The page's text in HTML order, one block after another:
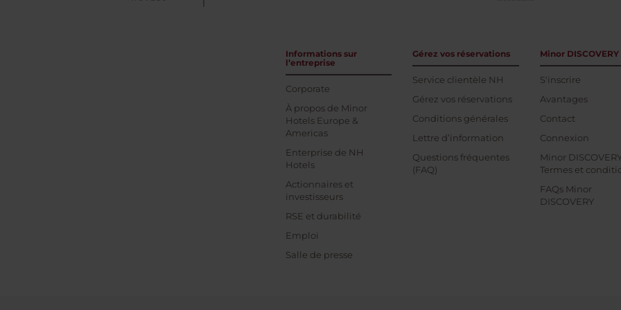
Informations sur
l’entreprise
Corporate
À propos de Minor
Hotels Europe &
Americas
Enterprise de NH
Hotels
Actionnaires et
investisseurs
RSE et durabilité
Emploi
Salle de presse
Gérez vos réservations
Service clientèle NH
Gérez vos réservations
Conditions générales
Lettre d’information
Questions fréquentes
(FAQ)
Minor DISCOVERY
S'inscrire
Avantages
Contact
Connexion
Minor
Termes et
FAQs Minor
DISCOVERY